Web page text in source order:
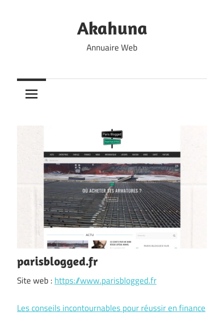
Akahuna
Annuaire Web
parisblogged.fr
Site web : https://www.parisblogged.fr
Les conseils incontournables pour réussir en finance